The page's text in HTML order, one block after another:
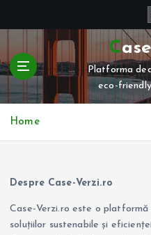
t
c
Platforma
eco-
Home
Despre Case-Verzi.ro
Case-Verzi.ro este o
soluțiilor sustenabile și